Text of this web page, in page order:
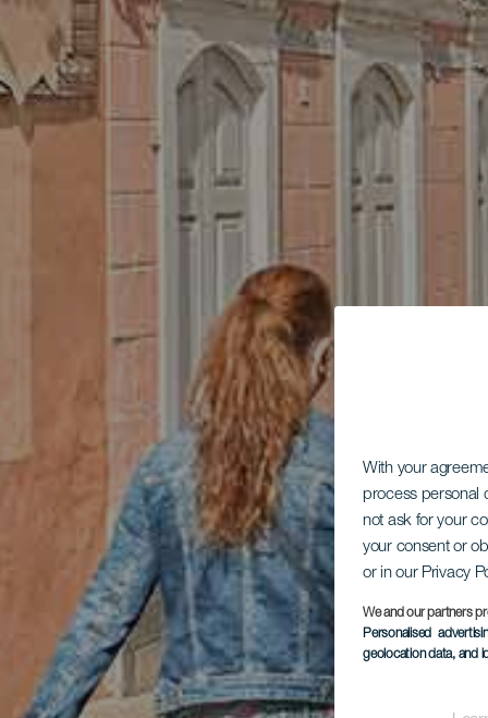
With your
process personal
not ask for your
your consent or
or in our Privacy
We and our partners
Personalised
geolocation data, and